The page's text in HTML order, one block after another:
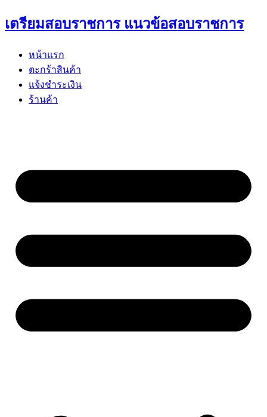
Skip
to
เตรียมสอบราชการ แนวข้อสอบราชการ
หน้าแรก
ตะกร้าสินค้า
แจ้งชำระเงิน
ร้านค้า